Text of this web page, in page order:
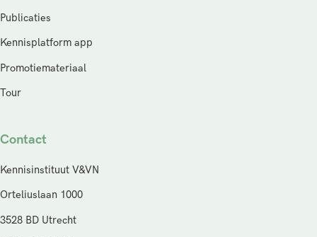
Publicaties
Kennisplatform app
Promotiemateriaal
Tour
Contact
Kennisinstituut V&VN
Orteliuslaan 1000
3528 BD Utrecht